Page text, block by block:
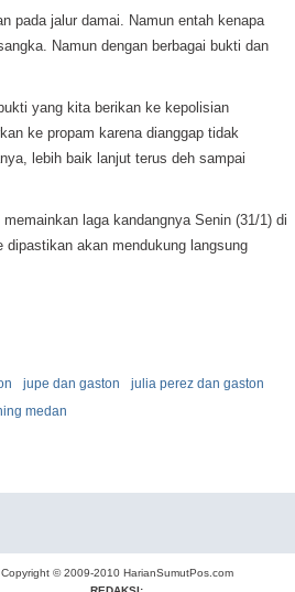
pada jalur damai. Namun entah kenapa
Namun dengan berbagai bukti dan
yang kita berikan ke kepolisian
ke propam karena dianggap tidak
lebih baik lanjut terus deh sampai
laga kandangnya Senin (31/1) di
akan mendukung langsung
jupe dan gaston
julia perez dan gaston
medan
Copyright © 2009-2010 HarianSumutPos.com